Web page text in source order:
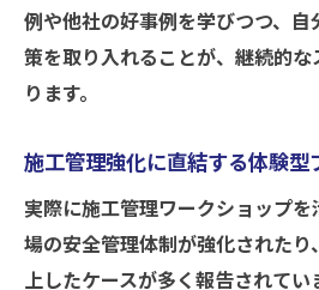
例や他社の好事例を学びつつ、
策を取り入れることが、継続的
ります。
施工管理強化に直結する体験型
実際に施工管理ワークショップ
場の安全管理体制が強化された
上したケースが多く報告されて